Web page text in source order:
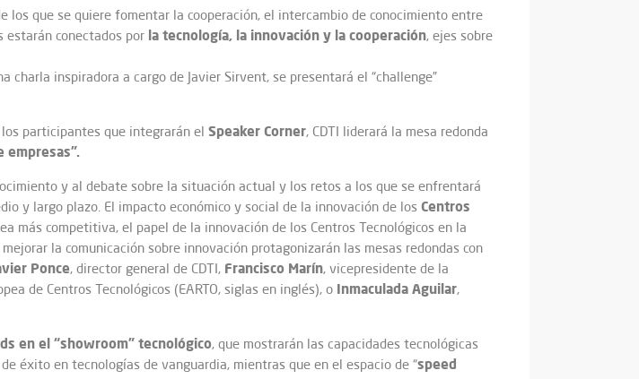
que se quiere fomentar la cooperación, el intercambio de conocimiento entre
estarán conectados por la tecnología, la innovación y la cooperación, ejes sobre
inspiradora a cargo de Javier Sirvent, se presentará el “challenge”
participantes que integrarán el Speaker Corner, CDTI liderará la mesa redonda
empresas”.
y al debate sobre la situación actual y los retos a los que se enfrentará
y largo plazo. El impacto económico y social de la innovación de los Centros
más competitiva, el papel de la innovación de los Centros Tecnológicos en la
la comunicación sobre innovación protagonizarán las mesas redondas con
Ponce, director general de CDTI, Francisco Marín, vicepresidente de la
de Centros Tecnológicos (EARTO, siglas en inglés), o Inmaculada Aguilar,
en el “showroom” tecnológico, que mostrarán las capacidades tecnológicas
éxito en tecnologías de vanguardia, mientras que en el espacio de “speed